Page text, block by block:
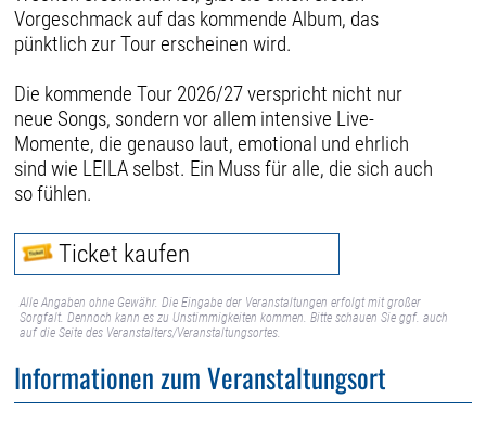
Vorgeschmack auf das kommende Album, das
pünktlich zur Tour erscheinen wird.
Die kommende Tour 2026/27 verspricht nicht nur
neue Songs, sondern vor allem intensive Live-
Momente, die genauso laut, emotional und ehrlich
sind wie LEILA selbst. Ein Muss für alle, die sich auch
so fühlen.
Ticket kaufen
Alle Angaben ohne Gewähr. Die Eingabe der Veranstaltungen erfolgt mit großer
Sorgfalt. Dennoch kann es zu Unstimmigkeiten kommen. Bitte schauen Sie ggf. auch
auf die Seite des Veranstalters/Veranstaltungsortes.
Informationen zum Veranstaltungsort